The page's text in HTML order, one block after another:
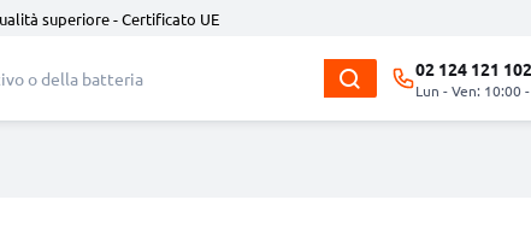
superiore - Certificato UE
02 124 121 102
Lun - Ven: 10:00